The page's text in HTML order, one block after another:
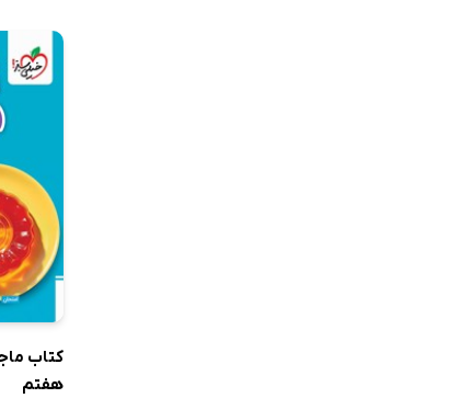
به
عناوین
بالایی
کتاب
هفتم